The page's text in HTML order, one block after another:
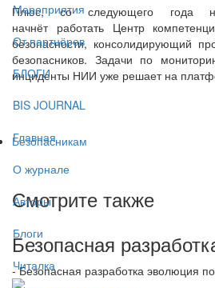
Мероприятия
От партнёров
БЛОГИ
BIS JOURNAL
Главная
О журнале
Авторы
Блоги
Читалка
Плюс, со следующего года
начнёт работать Центр
безопасности, консолидирующий
безопасников. Задачи по
инциденты НИИ уже решает на
Безопасникам
Смотрите также
Безопасная
- Безопасная разработка эволюция